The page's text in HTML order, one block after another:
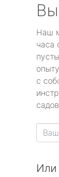
Наш
часа
с
Или